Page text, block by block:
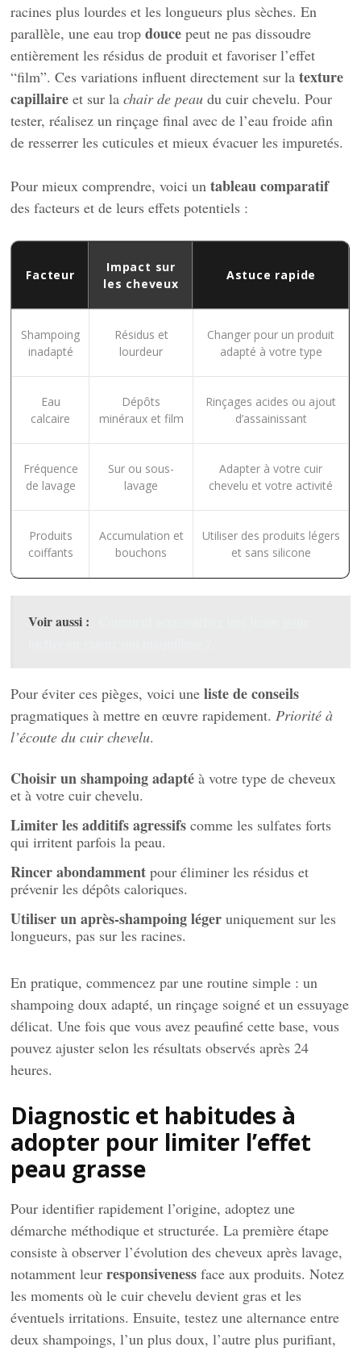
racines plus lourdes et les longueurs plus sèches. En
parallèle, une eau tropdouce peut ne pas dissoudre
entièrement les résidus de produit et favoriser l’effet
“film”. Ces variations influent directement sur latexture
capillaire et sur lachair de peau du cuir chevelu. Pour
tester, réalisez un rinçage final avec de l’eau froide afin
de resserrer les cuticules et mieux évacuer les impuretés.
Pour mieux comprendre, voici untableau comparatif
des facteurs et de leurs effets potentiels :
Facteur
Impact sur
les cheveux
Astuce rapide
Shampoing
inadapté
Résidus et
lourdeur
Changer pour un produit
adapté à votre type
Eau
calcaire
Dépôts
minéraux et film
Rinçages acides ou ajout
d’assainissant
Fréquence
de lavage
Sur ou sous-
lavage
Adapter à votre cuir
chevelu et votre activité
Produits
coiffants
Accumulation et
bouchons
Utiliser des produits légers
et sans silicone
Voir aussi :
Pour éviter ces pièges, voici uneliste de conseils
pragmatiques à mettre en œuvre rapidement. Priorité à
l’écoute du cuir chevelu.
Choisir un shampoing adapté à votre type de cheveux
et à votre cuir chevelu.
Limiter les additifs agressifs comme les sulfates forts
qui irritent parfois la peau.
Rincer abondamment pour éliminer les résidus et
prévenir les dépôts caloriques.
Utiliser un après-shampoing léger uniquement sur les
longueurs, pas sur les racines.
En pratique, commencez par une routine simple : un
shampoing doux adapté, un rinçage soigné et un essuyage
délicat. Une fois que vous avez peaufiné cette base, vous
pouvez ajuster selon les résultats observés après 24
heures.
Diagnostic et habitudes à
adopter pour limiter l’effet
peau grasse
Pour identifier rapidement l’origine, adoptez une
démarche méthodique et structurée. La première étape
consiste à observer l’évolution des cheveux après lavage,
notamment leurresponsiveness face aux produits. Notez
les moments où le cuir chevelu devient gras et les
éventuels irritations. Ensuite, testez une alternance entre
deux shampoings, l’un plus doux, l’autre plus purifiant,